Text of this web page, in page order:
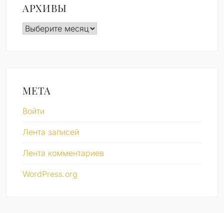
АРХИВЫ
Архивы
МЕТА
Войти
Лента записей
Лента комментариев
WordPress.org